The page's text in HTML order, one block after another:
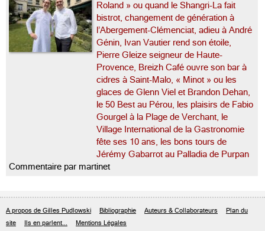
Roland » ou quand le Shangri-La fait
bistrot, changement de génération à
l’Abergement-Clémenciat, adieu à André
Génin, Ivan Vautier rend son étoile,
Pierre Gleize seigneur de Haute-
Provence, Breizh Café ouvre son bar à
cidres à Saint-Malo, « Minot » ou les
glaces de Glenn Viel et Brandon Dehan,
le 50 Best au Pérou, les plaisirs de Fabio
Gourgel à la Plage de Verchant, le
Village International de la Gastronomie
fête ses 10 ans, les bons tours de
Jérémy Gabarrot au Palladia de Purpan
Commentaire par martinet
A propos de Gilles Pudlowski Bibliographie Auteurs & Collaborateurs
Plan du
site
Ils en parlent... Mentions Légales